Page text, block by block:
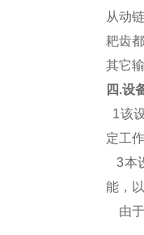
从动
耙齿
其它
四.设
1该
定工
3本
能，
由于